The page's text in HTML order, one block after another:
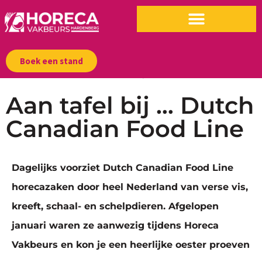
Boek een stand
04/14/2025
Aan tafel bij … Dutch
Canadian Food Line
Dagelijks voorziet Dutch Canadian Food Line
horecazaken door heel Nederland van verse vis,
kreeft, schaal- en schelpdieren. Afgelopen
januari waren ze aanwezig tijdens Horeca
Vakbeurs en kon je een heerlijke oester proeven